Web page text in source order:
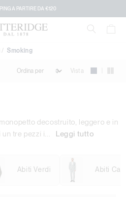
A PARTIRE DA €120
Smoking
Vista
decostruito, leggero e in
tre pezzi i... Leggi tutto
Abiti Verdi Abiti